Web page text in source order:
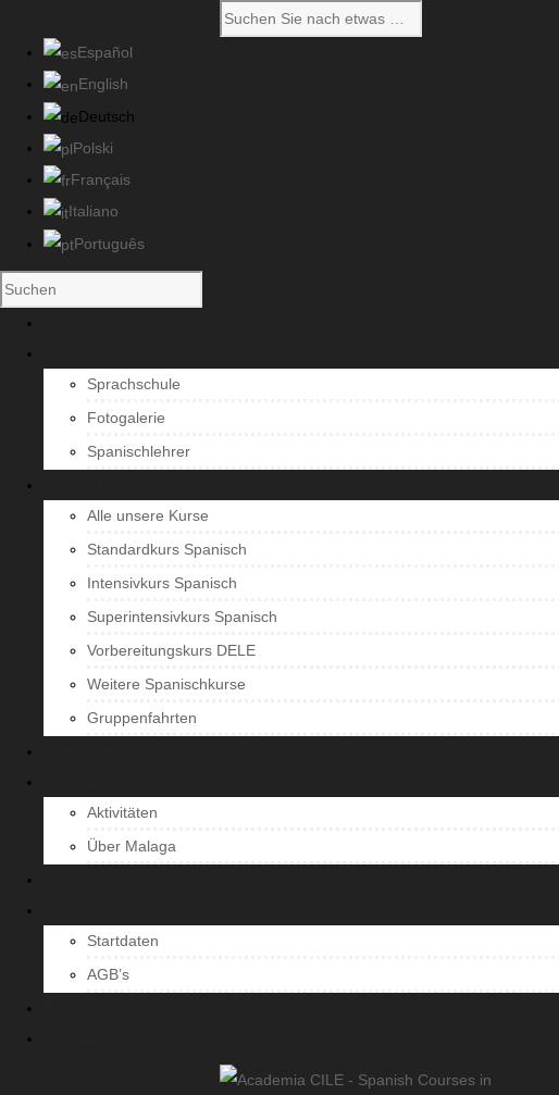
Español
English
Deutsch
Polski
Français
Italiano
Português
Sprachschule
Fotogalerie
Spanischlehrer
Alle unsere Kurse
Standardkurs Spanisch
Intensivkurs Spanisch
Superintensivkurs Spanisch
Vorbereitungskurs DELE
Weitere Spanischkurse
Gruppenfahrten
Aktivitäten
Über Malaga
Startdaten
AGB’s